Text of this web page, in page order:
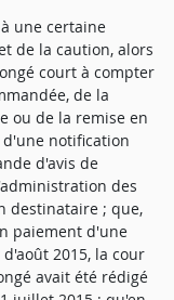
une certaine
de la caution, alors
court à compter
de la
ou de la remise en
notification
d'avis de
des
destinataire ; que,
paiement d'une
2015, la cour
avait été rédigé